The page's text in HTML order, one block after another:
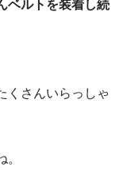
ベルトを装着し続
くさんいらっしゃ